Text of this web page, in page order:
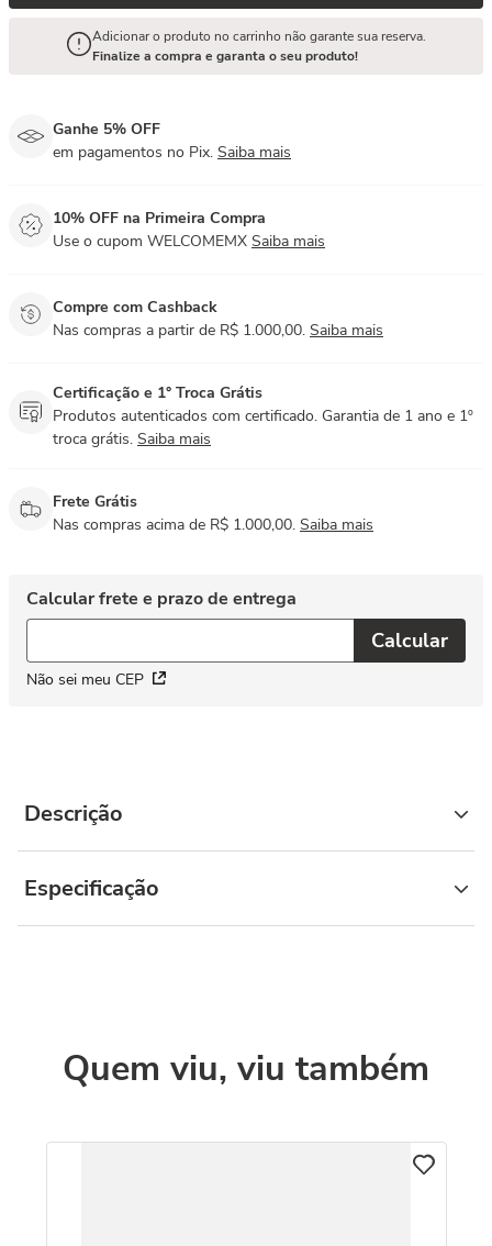
Adicionar o produto no carrinho não garante sua reserva.
Finalize a compra e garanta o seu produto!
Ganhe 5% OFF
em pagamentos no Pix. Saiba mais
10% OFF na Primeira Compra
Use o cupom WELCOMEMX Saiba mais
Compre com Cashback
Nas compras a partir de R$ 1.000,00. Saiba mais
Certificação e 1° Troca Grátis
Produtos autenticados com certificado. Garantia de 1 ano e 1º
troca grátis. Saiba mais
Frete Grátis
Nas compras acima de R$ 1.000,00. Saiba mais
Não sei meu CEP
Descrição
Especificação
Quem viu, viu também